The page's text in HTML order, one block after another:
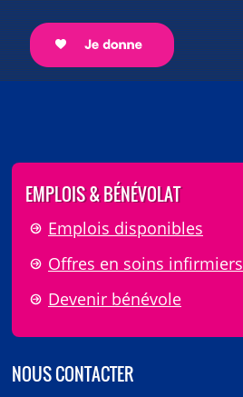
EMPLOIS & BÉNÉVOLAT
Emplois disponibles
Offres en soins infirmiers
Devenir bénévole
NOUS CONTACTER